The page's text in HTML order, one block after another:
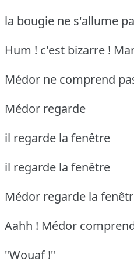
la bougie ne s'allume
Hum ! c'est bizarre !
Médor ne comprend
Médor regarde
il regarde la fenêtre
il regarde la fenêtre
Médor regarde la
Aahh ! Médor
"Wouaf !"